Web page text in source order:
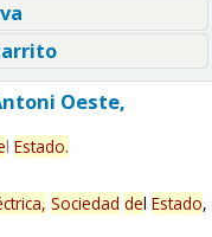
Oeste,
l Estado.
Sociedad del Estado,